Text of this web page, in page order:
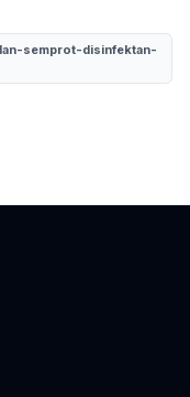
semprot-disinfektan-